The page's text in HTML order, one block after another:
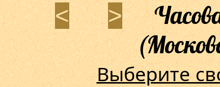
< >
Выберите